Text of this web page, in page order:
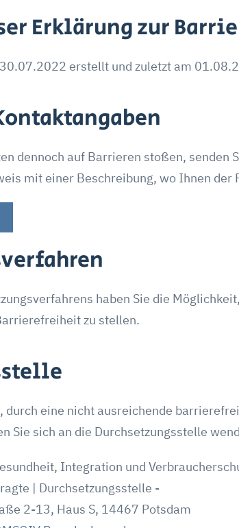
Erklärung zur
erstellt und zuletzt am
dennoch auf Barrieren stoßen, senden
mit einer Beschreibung, wo Ihnen der
haben Sie die
zu stellen.
durch eine nicht ausreichende
Sie sich an die Durchsetzungsstelle
Integration und
| Durchsetzungsstelle -
2-13, Haus S, 14467 Potsdam